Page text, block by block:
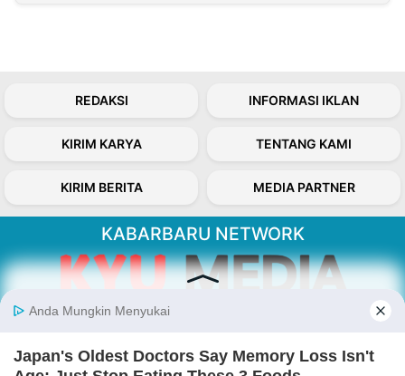
REDAKSI INFORMASI IKLAN
KIRIM KARYA TENTANG KAMI
KIRIM BERITA MEDIA PARTNER
KABARBARU NETWORK
Kabarbaru.co menyajikan berita aktual dan